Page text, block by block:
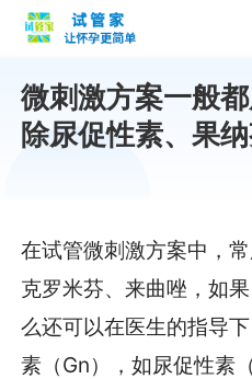
微刺激方案一般
除尿促性素、果
在试管微刺激方案中，
克罗米芬、来曲唑，如
么还可以在医生的指导
素（Gn），如尿促性素